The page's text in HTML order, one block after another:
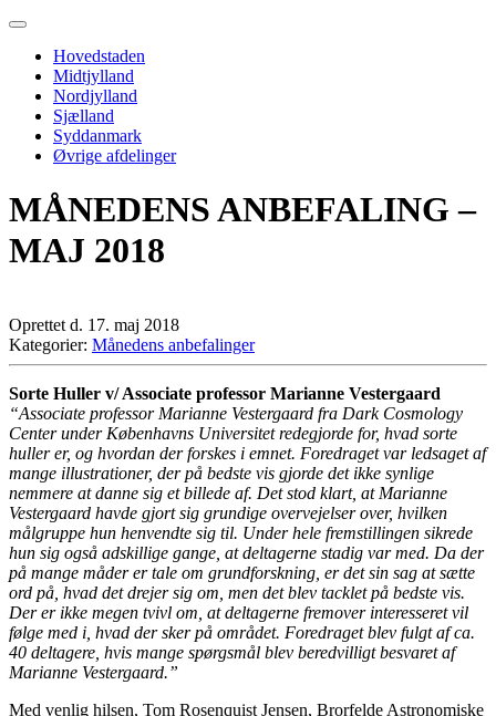
Primary
Hovedstaden
Midtjylland
Nordjylland
Sjælland
Syddanmark
Øvrige afdelinger
MÅNEDENS ANBEFALING –
MAJ 2018
Oprettet d. 17. maj 2018
Kategorier: Månedens anbefalinger
Sorte Huller v/ Associate professor Marianne Vestergaard
“Associate professor Marianne Vestergaard fra Dark Cosmology
Center under Københavns Universitet redegjorde for, hvad sorte
huller er, og hvordan der forskes i emnet. Foredraget var ledsaget af
mange illustrationer, der på bedste vis gjorde det ikke synlige
nemmere at danne sig et billede af. Det stod klart, at Marianne
Vestergaard havde gjort sig grundige overvejelser over, hvilken
målgruppe hun henvendte sig til. Under hele fremstillingen sikrede
hun sig også adskillige gange, at deltagerne stadig var med. Da der
på mange måder er tale om grundforskning, er det sin sag at sætte
ord på, hvad det drejer sig om, men det blev tacklet på bedste vis.
Der er ikke megen tvivl om, at deltagerne fremover interesseret vil
følge med i, hvad der sker på området. Foredraget blev fulgt af ca.
40 deltagere, hvis mange spørgsmål blev beredvilligt besvaret af
Marianne Vestergaard.”
Med venlig hilsen, Tom Rosenquist Jensen, Brorfelde Astronomiske